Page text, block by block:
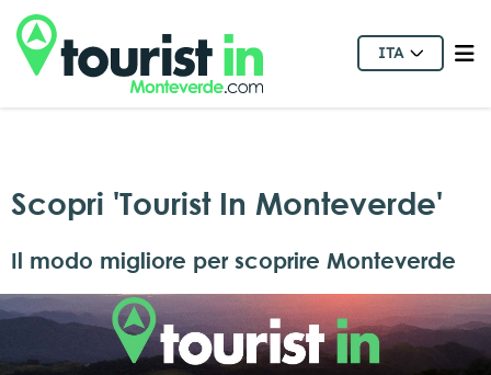
ITA
Scopri 'Tourist In Monteverde'
Il modo migliore per scoprire Monteverde